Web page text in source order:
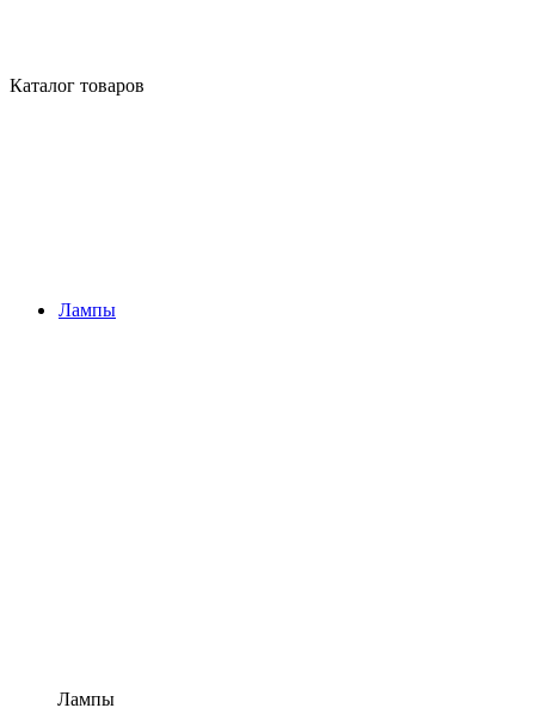
Каталог товаров
Лампы
Лампы